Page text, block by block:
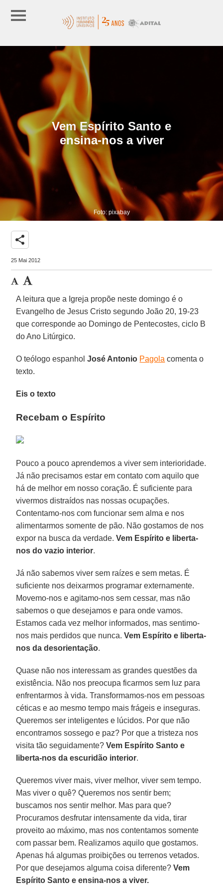
Vem Espírito Santo e
ensina-nos a viver
Foto: pixabay
share
25 Mai 2012
A leitura que a Igreja propõe neste domingo é o
Evangelho de Jesus Cristo segundo João 20, 19-23
que corresponde ao Domingo de Pentecostes, ciclo B
do Ano Litúrgico.
O teólogo espanholJosé Antonio Pagola comenta o
texto.
Eis o texto
Recebam o Espírito
Pouco a pouco aprendemos a viver sem interioridade.
Já não precisamos estar em contato com aquilo que
há de melhor em nosso coração. É suficiente para
vivermos distraídos nas nossas ocupações.
Contentamo-nos com funcionar sem alma e nos
alimentarmos somente de pão. Não gostamos de nos
expor na busca da verdade.Vem Espírito e liberta-
nos do vazio interior.
Já não sabemos viver sem raízes e sem metas. É
suficiente nos deixarmos programar externamente.
Movemo-nos e agitamo-nos sem cessar, mas não
sabemos o que desejamos e para onde vamos.
Estamos cada vez melhor informados, mas sentimo-
nos mais perdidos que nunca.Vem Espírito e liberta-
nos da desorientação.
Quase não nos interessam as grandes questões da
existência. Não nos preocupa ficarmos sem luz para
enfrentarmos à vida. Transformamos-nos em pessoas
céticas e ao mesmo tempo mais frágeis e inseguras.
Queremos ser inteligentes e lúcidos. Por que não
encontramos sossego e paz? Por que a tristeza nos
visita tão seguidamente?Vem Espírito Santo e
liberta-nos da escuridão interior.
Queremos viver mais, viver melhor, viver sem tempo.
Mas viver o quê? Queremos nos sentir bem;
buscamos nos sentir melhor. Mas para que?
Procuramos desfrutar intensamente da vida, tirar
proveito ao máximo, mas nos contentamos somente
com passar bem. Realizamos aquilo que gostamos.
Apenas há algumas proibições ou terrenos vetados.
Por que desejamos alguma coisa diferente?Vem
Espírito Santo e ensina-nos a viver.